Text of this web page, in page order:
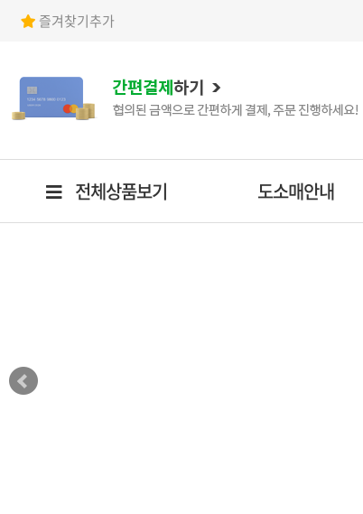
즐겨찾기추가
전체상품보기 도소매안내